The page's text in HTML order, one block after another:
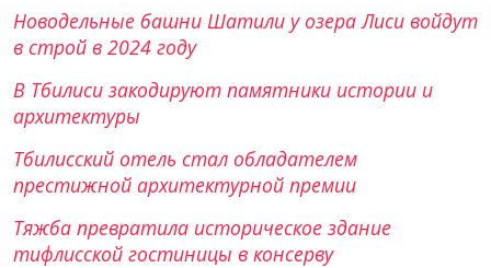
Новодельные башни Шатили у озера Лиси войдут
в строй в 2024 году
В Тбилиси закодируют памятники истории и
архитектуры
Тбилисский отель стал обладателем
престижной архитектурной премии
Тяжба превратила историческое здание
тифлисской гостиницы в консерву